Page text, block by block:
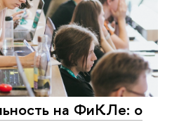
на ФиКЛе: о